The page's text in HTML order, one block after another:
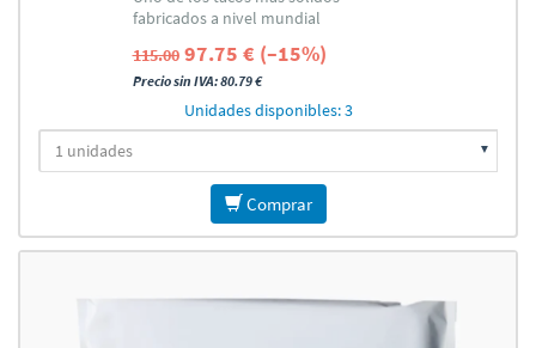
fabricados a nivel mundial
115.00 97.75 € (–15%)
Precio sin IVA: 80.79 €
Unidades disponibles: 3
Comprar